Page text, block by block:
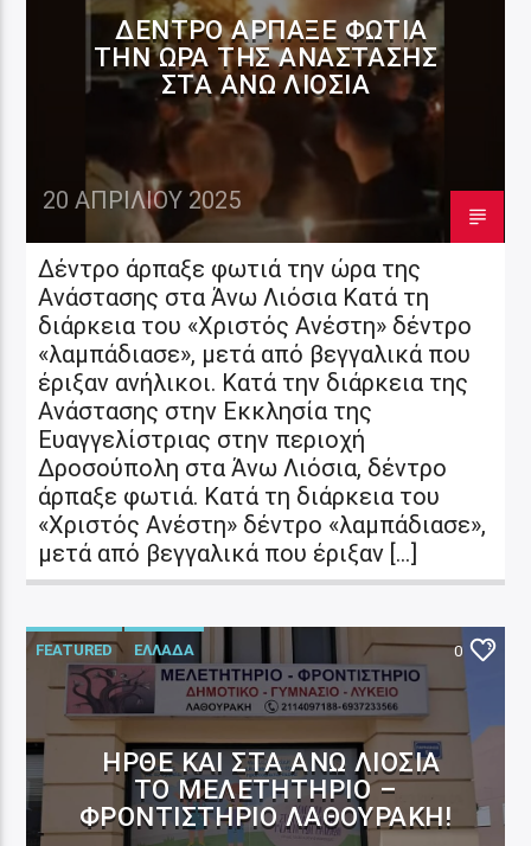
ΔΈΝΤΡΟ ΆΡΠΑΞΕ ΦΩΤΙΆ
ΤΗΝ ΏΡΑ ΤΗΣ ΑΝΆΣΤΑΣΗΣ
ΣΤΑ ΆΝΩ ΛΙΌΣΙΑ
20 ΑΠΡΙΛΊΟΥ 2025
Δέντρο άρπαξε φωτιά την ώρα της
Ανάστασης στα Άνω Λιόσια Κατά τη
διάρκεια του «Χριστός Ανέστη» δέντρο
«λαμπάδιασε», μετά από βεγγαλικά που
έριξαν ανήλικοι. Κατά την διάρκεια της
Ανάστασης στην Εκκλησία της
Ευαγγελίστριας στην περιοχή
Δροσούπολη στα Άνω Λιόσια, δέντρο
άρπαξε φωτιά. Κατά τη διάρκεια του
«Χριστός Ανέστη» δέντρο «λαμπάδιασε»,
μετά από βεγγαλικά που έριξαν […]
FEATURED ΕΛΛΑΔΑ 0
ΉΡΘΕ ΚΑΙ ΣΤΑ ΆΝΩ ΛΙΌΣΙΑ
ΤΟ ΜΕΛΕΤΗΤΉΡΙΟ –
ΦΡΟΝΤΙΣΤΉΡΙΟ ΛΑΘΟΥΡΆΚΗ!